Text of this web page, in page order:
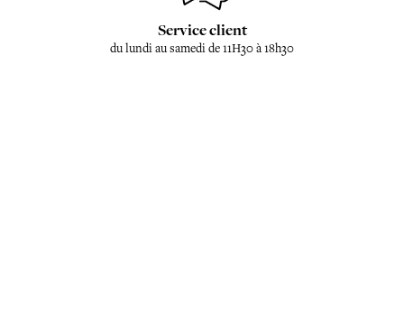
Service client
du lundi au samedi de 11H30 à 18h30